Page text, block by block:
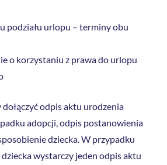
podziału urlopu – terminy obu
o korzystaniu z prawa do urlopu
odpis aktu urodzenia
adopcji, odpis postanowienia
dziecka. W przypadku
wystarczy jeden odpis aktu